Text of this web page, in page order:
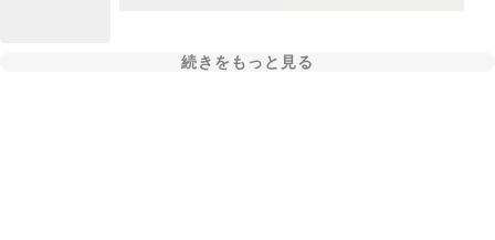
続きをもっと見る